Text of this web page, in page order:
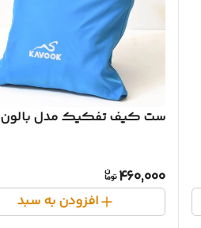
ست کیف تفکیک مدل بالون
460,000
افزودن به سبد